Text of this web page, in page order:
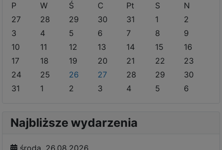
P
W Ś C Pt S
N
27
28 29 30 31 1
2
3
4 5 6 7 8
9
10
11 12 13 14 15
16
17
18 19 20 21 22
23
24
25 26 27 28 29
30
31
1 2 3 4 5 6
Najbliższe wydarzenia